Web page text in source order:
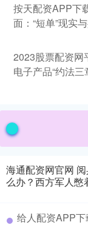
按天配资APP下
面：“短单”现实
2023股票配资网
电子产品“约法三
海通配资网官网
么办？西方军人憋
给人配资APP